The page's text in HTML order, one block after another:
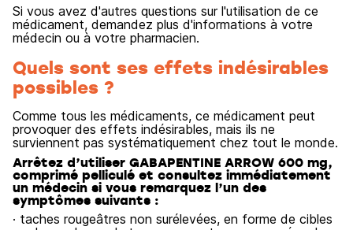
Si vous avez d'autres questions sur l'utilisation de ce
médicament, demandez plus d'informations à votre
médecin ou à votre pharmacien.
Quels sont ses effets indésirables
possibles ?
Comme tous les médicaments, ce médicament peut
provoquer des effets indésirables, mais ils ne
surviennent pas systématiquement chez tout le monde.
Arrêtez d’utiliser GABAPENTINE ARROW 600 mg,
comprimé pelliculé et consultez immédiatement
un médecin si vous remarquez l’un des
symptômes suivants :
· taches rougeâtres non surélevées, en forme de cibles